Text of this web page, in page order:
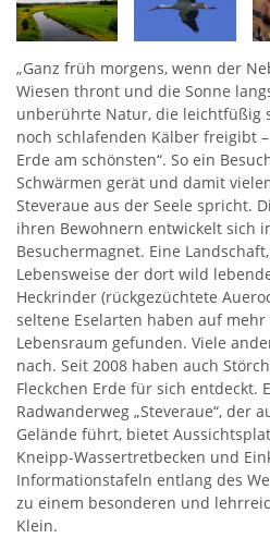
„Ganz früh morgens, wenn der
Wiesen thront und die Sonne
unberührte Natur, die leichtfüßig
noch schlafenden Kälber freigibt
Erde am schönsten“. So ein
Schwärmen gerät und damit
Steveraue aus der Seele spricht.
ihren Bewohnern entwickelt sich
Besuchermagnet. Eine
Lebensweise der dort wild
Heckrinder (rückgezüchtete
seltene Eselarten haben auf
Lebensraum gefunden. Viele
nach. Seit 2008 haben auch
Fleckchen Erde für sich entdeckt.
Radwanderweg „Steveraue“, der
Gelände führt, bietet
Kneipp-Wassertretbecken und
Informationstafeln entlang des
zu einem besonderen und
Klein.